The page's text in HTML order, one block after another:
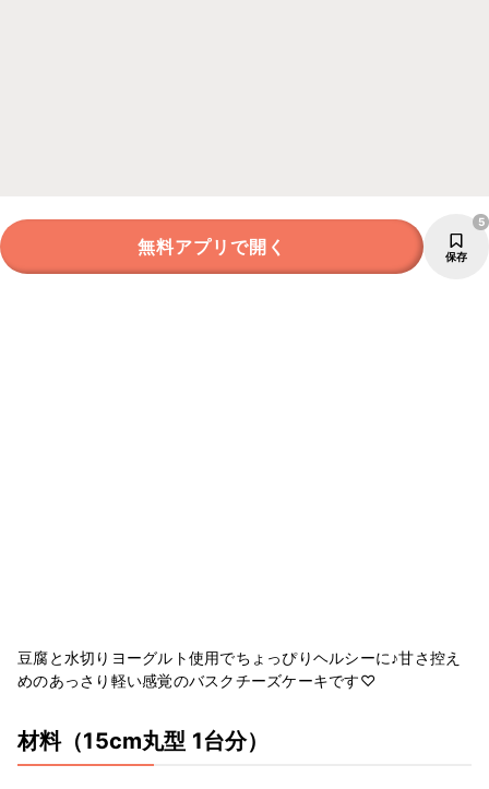
無料アプリで開く 保存
5
豆腐と水切りヨーグルト使用でちょっぴりヘルシーに♪甘さ控え
めのあっさり軽い感覚のバスクチーズケーキです♡
材料（15cm丸型 1台分）